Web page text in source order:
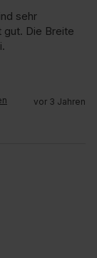
sehr
Die Breite
vor 3 Jahren